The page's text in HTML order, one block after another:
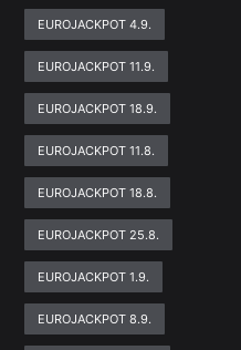
EUROJACKPOT 4.9.
EUROJACKPOT 11.9.
EUROJACKPOT 18.9.
EUROJACKPOT 11.8.
EUROJACKPOT 18.8.
EUROJACKPOT 25.8.
EUROJACKPOT 1.9.
EUROJACKPOT 8.9.